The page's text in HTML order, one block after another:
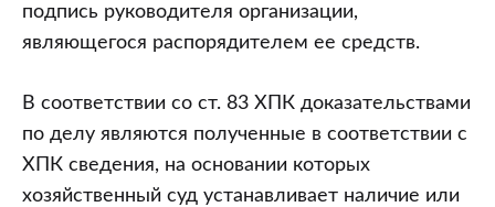
подпись руководителя организации,
являющегося распорядителем ее средств.
В соответствии со ст. 83 ХПК доказательствами
по делу являются полученные в соответствии с
ХПК сведения, на основании которых
хозяйственный суд устанавливает наличие или